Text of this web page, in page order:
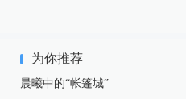
为你推荐
晨曦中的“帐篷城”